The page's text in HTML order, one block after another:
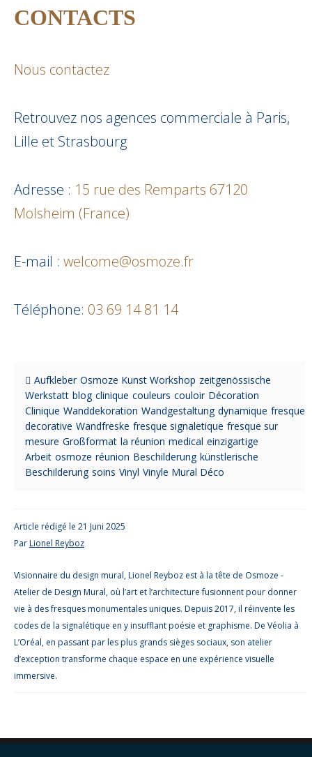
CONTACTS
Nous contactez
Retrouvez nos agences commerciale à Paris,
Lille et Strasbourg
Adresse : 15 rue des Remparts 67120
Molsheim (France)
E-mail : welcome@osmoze.fr
Téléphone: 03 69 14 81 14
Aufkleber Osmoze Kunst Workshop zeitgenössische
Werkstatt blog clinique couleurs couloir Décoration
Clinique Wanddekoration Wandgestaltung dynamique fresque
decorative Wandfreske fresque signaletique fresque sur
mesure Großformat la réunion medical einzigartige
Arbeit osmoze réunion Beschilderung künstlerische
Beschilderung soins Vinyl Vinyle Mural Déco
Article rédigé le 21 Juni 2025
ParLionel Reyboz
Visionnaire du design mural, Lionel Reyboz est à la tête de Osmoze -
Atelier de Design Mural, où l’art et l’architecture fusionnent pour donner
vie à des fresques monumentales uniques. Depuis 2017, il réinvente les
codes de la signalétique en y insufflant poésie et graphisme. De Véolia à
L’Oréal, en passant par les plus grands sièges sociaux, son atelier
d’exception transforme chaque espace en une expérience visuelle
immersive.